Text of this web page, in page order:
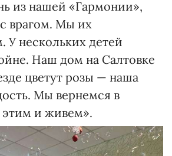
из нашей «Гармонии»,
врагом. Мы их
У нескольких детей
Наш дом на Салтовке
цветут розы — наша
Мы вернемся в
и живем».